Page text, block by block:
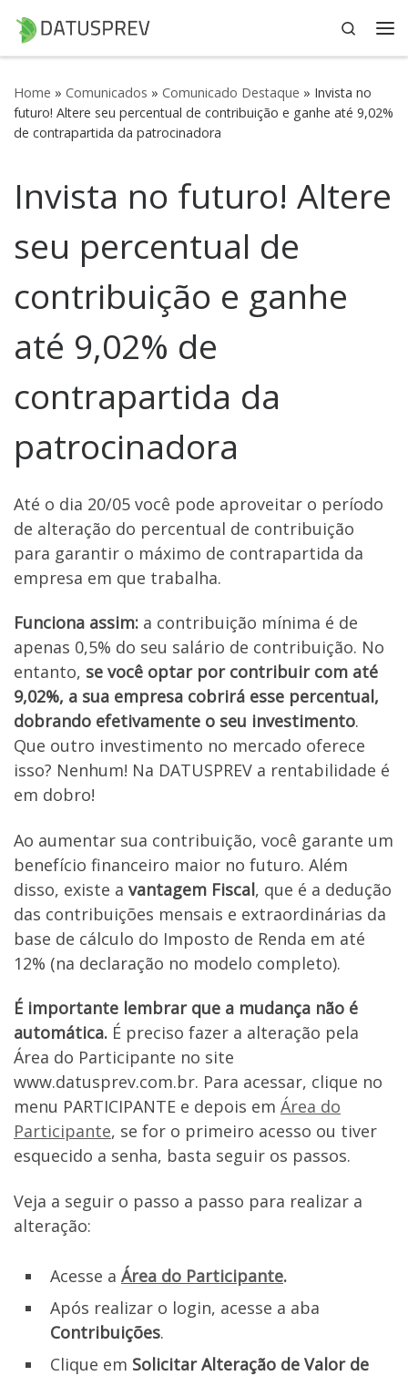
Skip to content
Search
Home » Comunicados » Comunicado Destaque » Invista no
futuro! Altere seu percentual de contribuição e ganhe até 9,02%
de contrapartida da patrocinadora
Invista no futuro! Altere
seu percentual de
contribuição e ganhe
até 9,02% de
contrapartida da
patrocinadora
Até o dia 20/05 você pode aproveitar o período
de alteração do percentual de contribuição
para garantir o máximo de contrapartida da
empresa em que trabalha.
Funciona assim: a contribuição mínima é de
apenas 0,5% do seu salário de contribuição. No
entanto, se você optar por contribuir com até
9,02%, a sua empresa cobrirá esse percentual,
dobrando efetivamente o seu investimento.
Que outro investimento no mercado oferece
isso? Nenhum! Na DATUSPREV a rentabilidade é
em dobro!
Ao aumentar sua contribuição, você garante um
benefício financeiro maior no futuro. Além
disso, existe a vantagem Fiscal, que é a dedução
das contribuições mensais e extraordinárias da
base de cálculo do Imposto de Renda em até
12% (na declaração no modelo completo).
É importante lembrar que a mudança não é
automática. É preciso fazer a alteração pela
Área do Participante no site
www.datusprev.com.br. Para acessar, clique no
menu PARTICIPANTE e depois em Área do
Participante, se for o primeiro acesso ou tiver
esquecido a senha, basta seguir os passos.
Veja a seguir o passo a passo para realizar a
alteração:
Acesse a Área do Participante.
Após realizar o login, acesse a aba
Contribuições.
Clique em Solicitar Alteração de Valor de